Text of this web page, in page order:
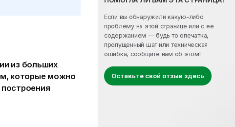
Если вы обнаружили какую-либо
проблему на этой странице или с ее
содержанием — будь то опечатка,
пропущенный шаг или техническая
ошибка, сообщите нам об этом!
Оставьте свой отзыв здесь
из больших
которые можно